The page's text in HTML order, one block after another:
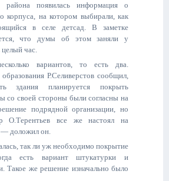
появилась информация о
корпуса, на котором выбирали, как
в селе детсад. В заметке
что думы об этом заняли у
час.
вариантов, то есть два.
Р.Селиверстов сообщил,
здания планируется покрыть
со своей стороны были согласны на
подрядной организации, но
О.Терентьев все же настоял на
— доложил он.
так ли уж необходимо покрытие
есть вариант штукатурки и
Такое же решение изначально было